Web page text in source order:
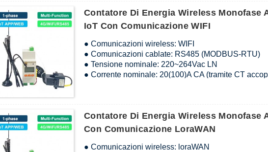
● Temperatura: misurazione della temperatura del
● Uscita impulsiva: Uscita impulsiva attiva
Contatore Di Energia Wireless Monofase
IoT Con Comunicazione WIFI
● Comunicazioni wireless: WIFI
● Comunicazioni cablate: RS485 (MODBUS-RTU)
● Tensione nominale: 220~264Vac LN
● Corrente nominale: 20(100)A CA (tramite CT
● Misurazione: energia attiva e reattiva monofase,
● Temperatura: misurazione della temperatura del
● Uscita impulsiva: Uscita impulsiva attiva
Contatore Di Energia Wireless Monofase
Con Comunicazione LoraWAN
● Comunicazioni wireless: loraWAN